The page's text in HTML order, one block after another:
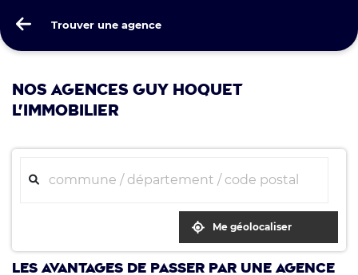
Trouver une agence
Guy Hoquet
NOS AGENCES GUY HOQUET
L'IMMOBILIER
Me géolocaliser
Les avantages de passer par une agence